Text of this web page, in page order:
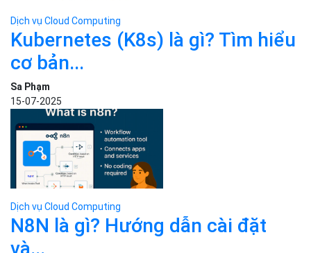
Dịch vụ Cloud Computing
Kubernetes (K8s) là gì? Tìm hiểu
cơ bản...
Sa Phạm
15-07-2025
Dịch vụ Cloud Computing
N8N là gì? Hướng dẫn cài đặt